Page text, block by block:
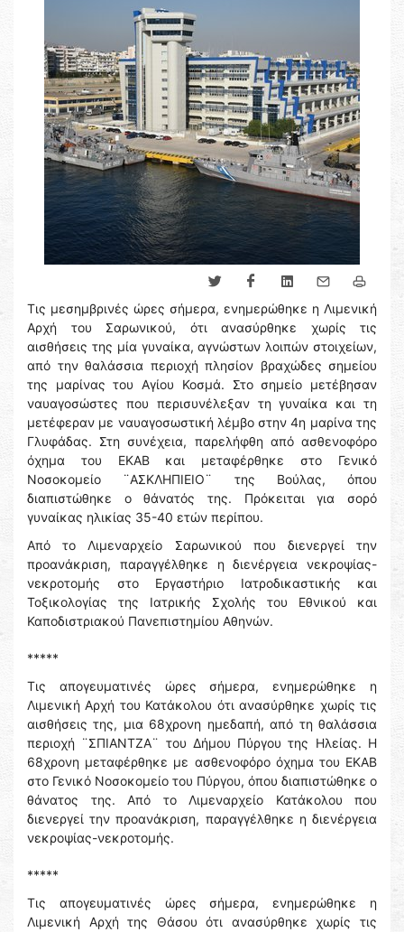
Τις μεσημβρινές ώρες σήμερα, ενημερώθηκε η Λιμενική
Αρχή του Σαρωνικού, ότι ανασύρθηκε χωρίς τις
αισθήσεις της μία γυναίκα, αγνώστων λοιπών στοιχείων,
από την θαλάσσια περιοχή πλησίον βραχώδες σημείου
της μαρίνας του Αγίου Κοσμά. Στο σημείο μετέβησαν
ναυαγοσώστες που περισυνέλεξαν τη γυναίκα και τη
μετέφεραν με ναυαγοσωστική λέμβο στην 4η μαρίνα της
Γλυφάδας. Στη συνέχεια, παρελήφθη από ασθενοφόρο
όχημα του ΕΚΑΒ και μεταφέρθηκε στο Γενικό
Νοσοκομείο ¨ΑΣΚΛΗΠΙΕΙΟ¨ της Βούλας, όπου
διαπιστώθηκε ο θάνατός της. Πρόκειται για σορό
γυναίκας ηλικίας 35-40 ετών περίπου.
Από το Λιμεναρχείο Σαρωνικού που διενεργεί την
προανάκριση, παραγγέλθηκε η διενέργεια νεκροψίας-
νεκροτομής στο Εργαστήριο Ιατροδικαστικής και
Τοξικολογίας της Ιατρικής Σχολής του Εθνικού και
Καποδιστριακού Πανεπιστημίου Αθηνών.
*****
Τις απογευματινές ώρες σήμερα, ενημερώθηκε η
Λιμενική Αρχή του Κατάκολου ότι ανασύρθηκε χωρίς τις
αισθήσεις της, μια 68χρονη ημεδαπή, από τη θαλάσσια
περιοχή ¨ΣΠΙΑΝΤΖΑ¨ του Δήμου Πύργου της Ηλείας. Η
68χρονη μεταφέρθηκε με ασθενοφόρο όχημα του ΕΚΑΒ
στο Γενικό Νοσοκομείο του Πύργου, όπου διαπιστώθηκε ο
θάνατος της. Από το Λιμεναρχείο Κατάκολου που
διενεργεί την προανάκριση, παραγγέλθηκε η διενέργεια
νεκροψίας-νεκροτομής.
*****
Τις απογευματινές ώρες σήμερα, ενημερώθηκε η
Λιμενική Αρχή της Θάσου ότι ανασύρθηκε χωρίς τις